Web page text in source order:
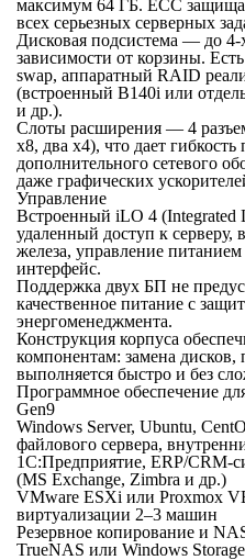
максимум 64 ГБ. ECC
всех серьезных серверных
Дисковая подсистема — до
зависимости от корзины.
swap, аппаратный RAID
(встроенный B140i или
и др.).
Слоты расширения — 4
x8, два x4), что дает гибкость
дополнительного сетевого
даже графических
Управление
Встроенный iLO 4 (Integrated
удаленный доступ к
железа, управление
интерфейс.
Поддержка двух БП не
качественное питание с
энергоменеджмента.
Конструкция корпуса
компонентам: замена дисков,
выполняется быстро и без
Программное обеспечение
Gen9
Windows Server, Ubuntu,
файлового сервера,
1С:Предприятие, ERP/CRM-
(MS Exchange, Zimbra и др.)
VMware ESXi или Proxmox
виртуализации 2–3 машин
Резервное копирование и
TrueNAS или Windows